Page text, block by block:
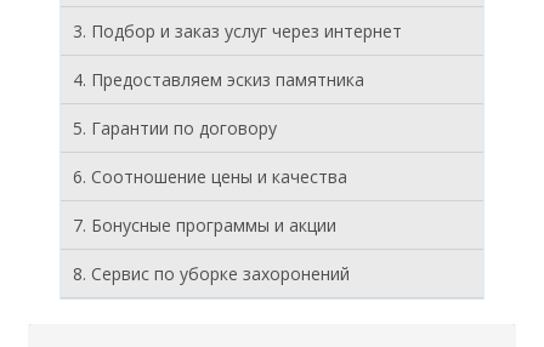
3. Подбор и заказ услуг через интернет
4. Предоставляем эскиз памятника
5. Гарантии по договору
6. Соотношение цены и качества
7. Бонусные программы и акции
8. Cервис по уборке захоронений